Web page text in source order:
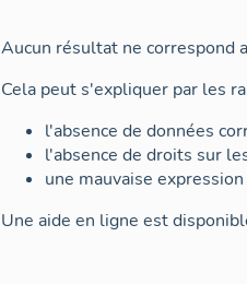
Aucun résultat ne correspond
Cela peut s'expliquer par les
l'absence de données
l'absence de droits sur
une mauvaise
Une aide en ligne est